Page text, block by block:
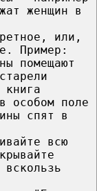
женщин в
или,
Пример:
помещают
особом поле
спят в
всю